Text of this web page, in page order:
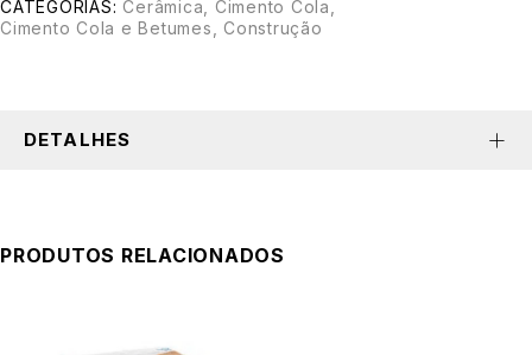
CATEGORIAS: Cerâmica Cimento Cola
Cimento Cola e Betumes
Construção
DETALHES
PRODUTOS RELACIONADOS